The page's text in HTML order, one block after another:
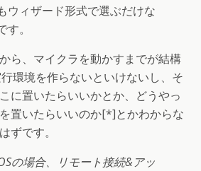
ウィザード形式で選ぶだけな
。
ら、マイクラを動かすまでが結構
環境を作らないといけないし、そ
に置いたらいいかとか、どうやっ
置いたらいいのか[*]とかわからな
ずです。
の場合、リモート接続&アッ